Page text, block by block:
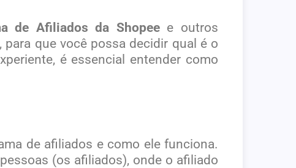
de Afiliados da Shopeee outros
que você possa decidir qual é o
é essencial entender como
de afiliados e como ele funciona.
(os afiliados), onde o afiliado